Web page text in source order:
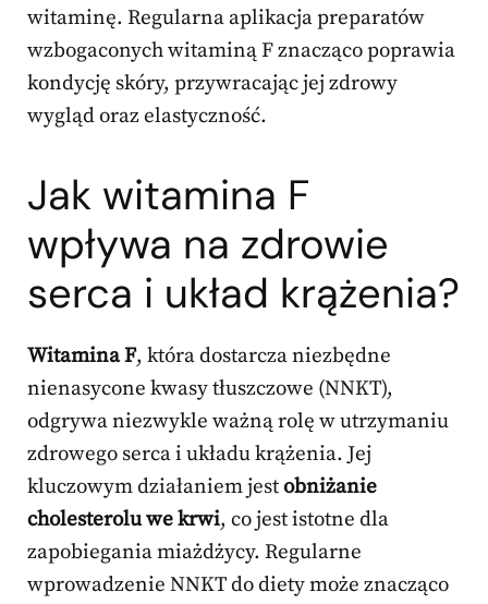
witaminę. Regularna aplikacja preparatów
wzbogaconych witaminą F znacząco poprawia
kondycję skóry, przywracając jej zdrowy
wygląd oraz elastyczność.
Jak witamina F
wpływa na zdrowie
serca i układ krążenia?
Witamina F, która dostarcza niezbędne
nienasycone kwasy tłuszczowe (NNKT),
odgrywa niezwykle ważną rolę w utrzymaniu
zdrowego serca i układu krążenia. Jej
kluczowym działaniem jestobniżanie
cholesterolu we krwi, co jest istotne dla
zapobiegania miażdżycy. Regularne
wprowadzenie NNKT do diety może znacząco